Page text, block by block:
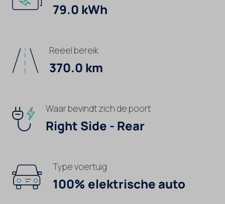
79.0 kWh
Reëel bereik
370.0 km
Waar bevindt zich de poort
Right Side - Rear
Type voertuig
100% elektrische auto